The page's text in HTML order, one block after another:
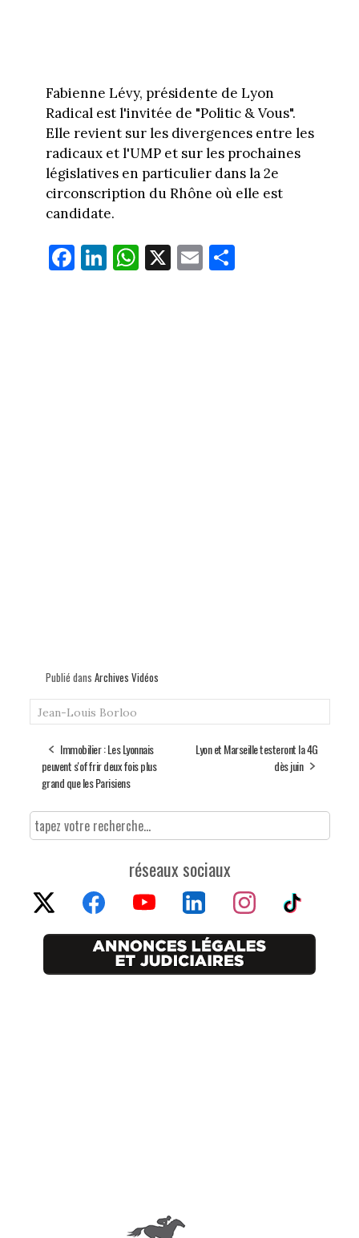
Fabienne Lévy, présidente de Lyon
Radical est l'invitée de "Politic & Vous".
Elle revient sur les divergences entre les
radicaux et l'UMP et sur les prochaines
législatives en particulier dans la 2e
circonscription du Rhône où elle est
candidate.
Fa
ce
Li
nk
W
ha
X E
m
Pa
Publié dans Archives Vidéos
Jean-Louis Borloo
Immobilier : Les Lyonnais
peuvent s'offrir deux fois plus
grand que les Parisiens
Lyon et Marseille testeront la 4G
dès juin
réseaux sociaux